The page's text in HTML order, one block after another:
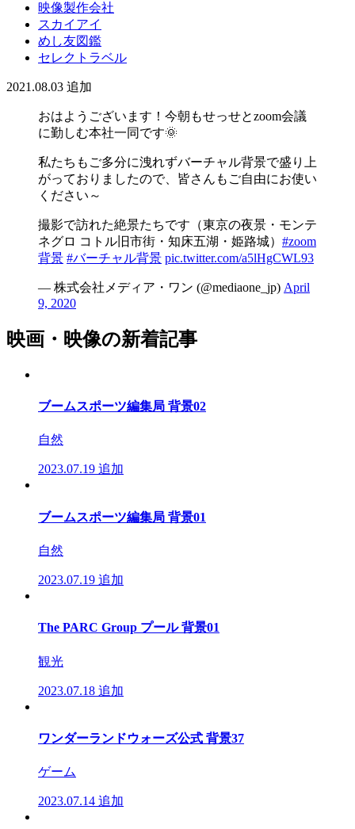
映像製作会社
スカイアイ
めし友図鑑
セレクトラベル
2021.08.03 追加
おはようございます！今朝もせっせとzoom会議
に勤しむ本社一同です🌞
私たちもご多分に洩れずバーチャル背景で盛り上
がっておりましたので、皆さんもご自由にお使い
ください～
撮影で訪れた絶景たちです（東京の夜景・モンテ
ネグロ コトル旧市街・知床五湖・姫路城） #zoom
背景 #バーチャル背景 pic.twitter.com/a5lHgCWL93
— 株式会社メディア・ワン (@mediaone_jp) April
9, 2020
映画・映像の新着記事
ブームスポーツ編集局 背景02
自然
2023.07.19 追加
ブームスポーツ編集局 背景01
自然
2023.07.19 追加
The PARC Group プール 背景01
観光
2023.07.18 追加
ワンダーランドウォーズ公式 背景37
ゲーム
2023.07.14 追加